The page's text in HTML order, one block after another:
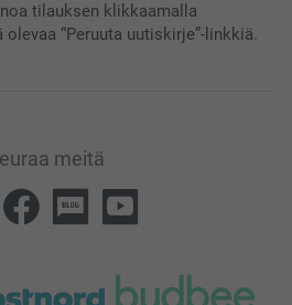
tilauksen klikkaamalla
“Peruuta uutiskirje”-linkkiä.
meitä